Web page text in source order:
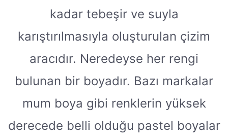
kadar tebeşir ve suyla
karıştırılmasıyla oluşturulan çizim
aracıdır. Neredeyse her rengi
bulunan bir boyadır. Bazı markalar
mum boya gibi renklerin yüksek
derecede belli olduğu pastel boyalar